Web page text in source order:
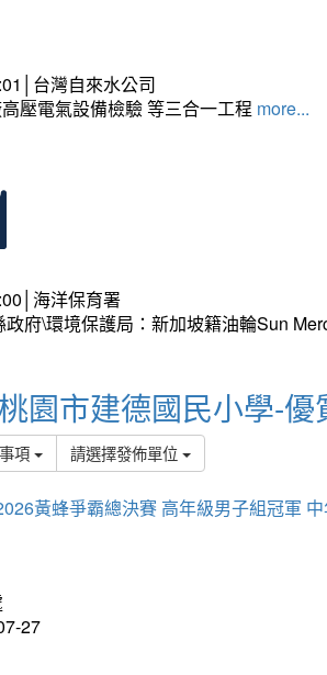
台灣自來水公司
壓電氣設備檢驗 等三合一工程 more...
海洋保育署
政府\環境保護局：新加坡籍油輪Sun
園市建德國民小學-優
項 請選擇發佈單位
黃蜂爭霸總決賽 高年級男子組冠軍
27